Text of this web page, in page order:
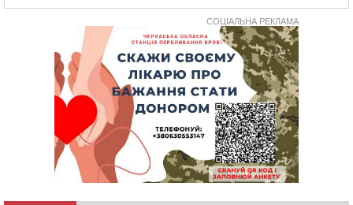
До 1 вересня у Черкасах оновлюють дорожню
розмітку біля навчальних закладів (ФОТОФАКТ)
На честь загиблого захисника і чемпіона світу в
Черкасах відкрили спортивно-реабілітаційний центр
На Звенигородщині, попри заборону міськради,
проведуть “Ше.Fest”
У Каневі аномальна спека призвела до перебоїв у
роботі електромереж та комунальних служб
СОЦІАЛЬНА РЕКЛАМА